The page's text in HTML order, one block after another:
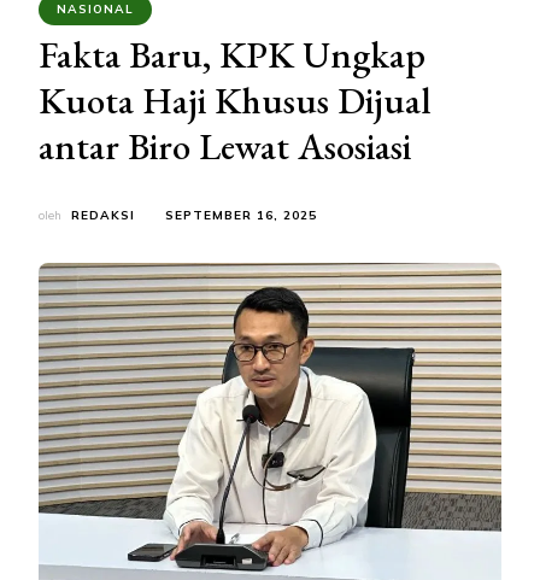
NASIONAL
Fakta Baru, KPK Ungkap
Kuota Haji Khusus Dijual
antar Biro Lewat Asosiasi
oleh REDAKSI SEPTEMBER 16, 2025